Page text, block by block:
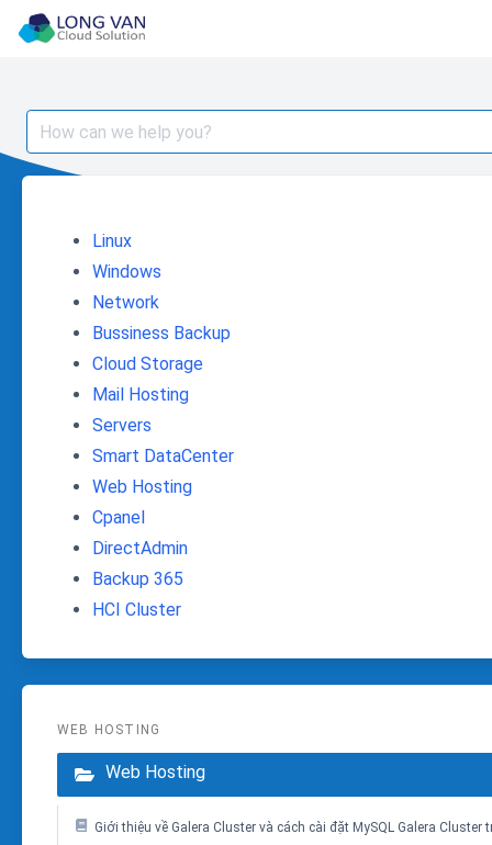
Skip
Search
for:
Linux
Windows
Network
Bussiness Backup
Cloud Storage
Mail Hosting
Servers
Smart DataCenter
Web Hosting
Cpanel
DirectAdmin
Backup 365
HCI Cluster
WEB HOSTING
Web Hosting
Giới thiệu về Galera Cluster và cách cài đặt MySQL Galera Cluster